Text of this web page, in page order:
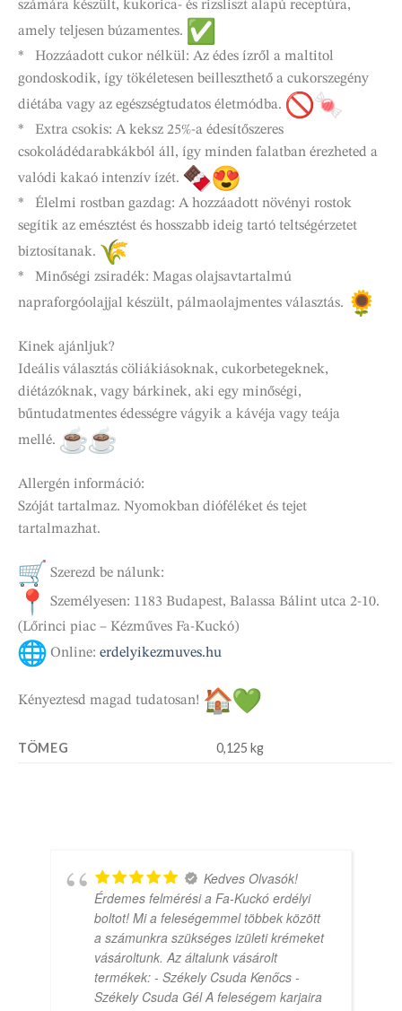
számára készült, kukorica- és rizsliszt alapú receptúra,
amely teljesen búzamentes.
* Hozzáadott cukor nélkül: Az édes ízről a maltitol
gondoskodik, így tökéletesen beilleszthető a cukorszegény
diétába vagy az egészségtudatos életmódba.
* Extra csokis: A keksz 25%-a édesítőszeres
csokoládédarabkákból áll, így minden falatban érezheted a
valódi kakaó intenzív ízét.
* Élelmi rostban gazdag: A hozzáadott növényi rostok
segítik az emésztést és hosszabb ideig tartó teltségérzetet
biztosítanak.
* Minőségi zsiradék: Magas olajsavtartalmú
napraforgóolajjal készült, pálmaolajmentes választás.
Kinek ajánljuk?
Ideális választás cöliákiásoknak, cukorbetegeknek,
diétázóknak, vagy bárkinek, aki egy minőségi,
bűntudatmentes édességre vágyik a kávéja vagy teája
mellé.
Allergén információ:
Szóját tartalmaz. Nyomokban dióféléket és tejet
tartalmazhat.
Szerezd be nálunk:
Személyesen: 1183 Budapest, Balassa Bálint utca 2-10.
(Lőrinci piac – Kézműves Fa-Kuckó)
Online: erdelyikezmuves.hu
Kényeztesd magad tudatosan!
TÖMEG 0,125 kg
Kedves Olvasók!
Érdemes felmérési a Fa-Kuckó erdélyi
boltot! Mi a feleségemmel többek között
a számunkra szükséges izületi krémeket
vásároltunk. Az általunk vásárolt
termékek: - Székely Csuda Kenőcs -
Székely Csuda Gél A feleségem karjaira